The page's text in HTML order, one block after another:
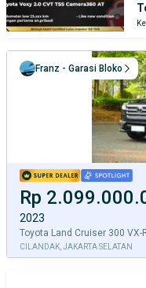
Rp
2023
Toyota Land Cruiser 300
CILANDAK, JAKARTA SELATAN
Franz - Garasi Bloko